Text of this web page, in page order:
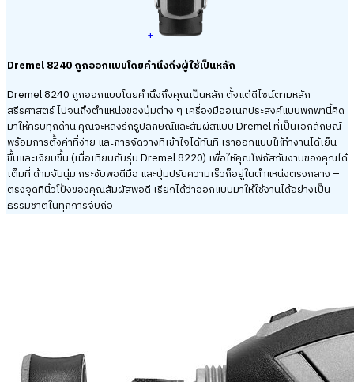
+
Dremel 8240 ถูกออกแบบโดยคำนึงถึงผู้ใช้เป็นหลัก
Dremel 8240 ถูกออกแบบโดยคำนึงถึงคุณเป็นหลัก ตั้งแต่ดีไซน์ตามหลัก
สรีรศาสตร์ ไปจนถึงตำแหน่งของปุ่มต่าง ๆ เครื่องมืออเนกประสงค์แบบพกพานี้คิด
มาให้ครบทุกด้าน คุณจะหลงรักรูปลักษณ์และสัมผัสแบบ Dremel ที่เป็นเอกลักษณ์
พร้อมการตั้งค่าที่ง่าย และการจัดวางที่เข้าใจได้ทันที เราออกแบบให้ทำงานได้เย็น
ขึ้นและเงียบขึ้น (เมื่อเทียบกับรุ่น Dremel 8220) เพื่อให้คุณโฟกัสกับงานของคุณได้
เต็มที่ ด้ามจับนุ่ม กระชับพอดีมือ และปุ่มปรับความเร็วก็อยู่ในตำแหน่งตรงกลาง –
ตรงจุดที่นิ้วโป้งของคุณสัมผัสพอดี เรียกได้ว่าออกแบบมาให้ใช้งานได้อย่างเป็น
ธรรมชาติในทุกการจับถือ